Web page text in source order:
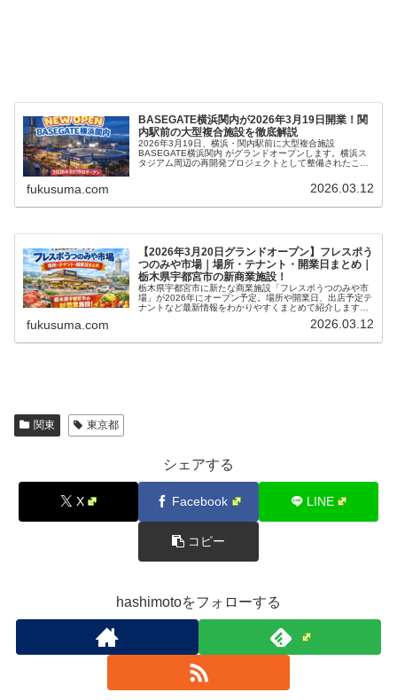
BASEGATE横浜関内が2026年3月19日開業！関
内駅前の大型複合施設を徹底解説
2026年3月19日、横浜・関内駅前に大型複合施設
BASEGATE横浜関内 がグランドオープンします。横浜ス
タジアム周辺の再開発プロジェクトとして整備されたこの
fukusuma.com 2026.03.12
【2026年3月20日グランドオープン】フレスポう
つのみや市場｜場所・テナント・開業日まとめ｜
栃木県宇都宮市の新商業施設！
栃木県宇都宮市に新たな商業施設「フレスポうつのみや市
場」が2026年にオープン予定。場所や開業日、出店予定テ
ナントなど最新情報をわかりやすくまとめて紹介します。
fukusuma.com 2026.03.12
関東 東京都
シェアする
X Facebook LINE
コピー
hashimotoをフォローする